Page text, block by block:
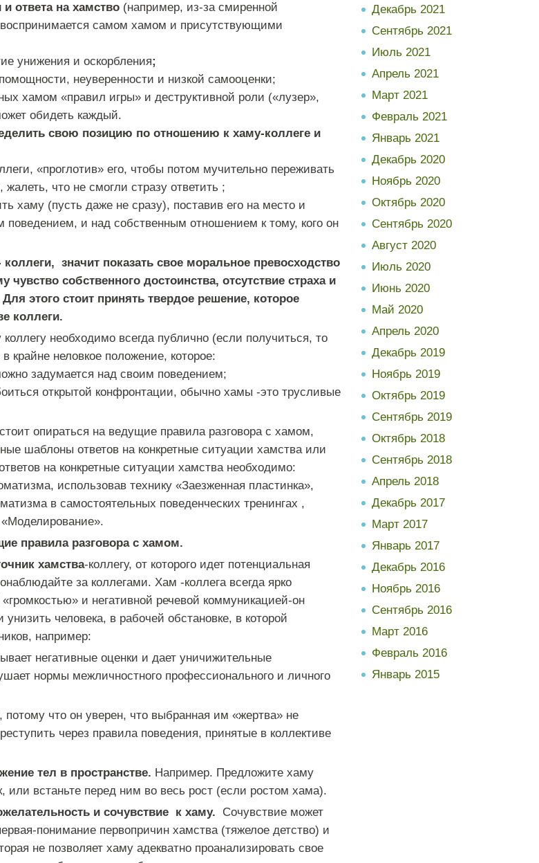
и ответа на хамство (например, из-за смиренной
самом хамом и присутствующими
унижения и оскорбления;
неуверенности и низкой самооценки;
хамом «правил игры» и деструктивной роли («лузер»,
обидеть каждый.
свою позицию по отношению к хаму-коллеге и
«проглотив» его, чтобы потом мучительно переживать
что не смогли стразу ответить ;
хаму (пусть даже не сразу), поставив его на место и
поведением, и над собственным отношением к тому, кого он
значит показать свое моральное превосходство
собственного достоинства, отсутствие страха и
этого стоит принять твердое решение, которое
коллеги.
необходимо всегда публично (если получиться, то
крайне неловкое положение, которое:
задумается над своим поведением;
открытой конфронтации, обычно хамы -это трусливые
опираться на ведущие правила разговора с хамом,
шаблоны ответов на конкретные ситуации хамства или
на конкретные ситуации хамства необходимо:
использовав технику «Заезженная пластинка»,
в самостоятельных поведенческих тренингах ,
правила разговора с хамом.
хамства-коллегу, от которого идет потенциальная
за коллегами. Хам -коллега всегда ярко
и негативной речевой коммуникацией-он
унизить человека, в рабочей обстановке, в которой
например:
негативные оценки и дает уничижительные
нормы межличностного профессионального и личного
потому что он уверен, что выбранная им «жертва» не
через правила поведения, принятые в коллективе
тел в пространстве. Например. Предложите хаму
или встаньте перед ним во весь рост (если ростом хама).
и сочувствие к хаму. Сочувствие может
понимание первопричин хамства (тяжелое детство) и
не позволяет хаму адекватно проанализировать свое
Декабрь 2021
Сентябрь 2021
Июль 2021
Апрель 2021
Март 2021
Февраль 2021
Январь 2021
Декабрь 2020
Ноябрь 2020
Октябрь 2020
Сентябрь 2020
Август 2020
Июль 2020
Июнь 2020
Май 2020
Апрель 2020
Декабрь 2019
Ноябрь 2019
Октябрь 2019
Сентябрь 2019
Октябрь 2018
Сентябрь 2018
Апрель 2018
Декабрь 2017
Март 2017
Январь 2017
Декабрь 2016
Ноябрь 2016
Сентябрь 2016
Март 2016
Февраль 2016
Январь 2015